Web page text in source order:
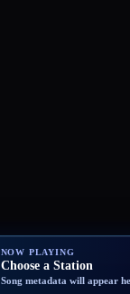
NOW PLAYING
Choose a Station
Song metadata will appear